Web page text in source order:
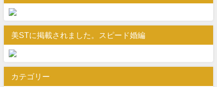
美STに掲載されました。スピード婚編
カテゴリー